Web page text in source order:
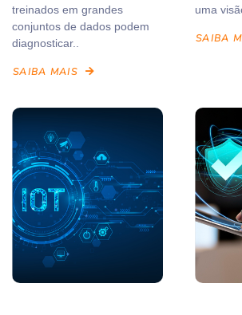
treinados em grandes
conjuntos de dados podem
diagnosticar..
SAIBA MAIS
uma
SAIBA